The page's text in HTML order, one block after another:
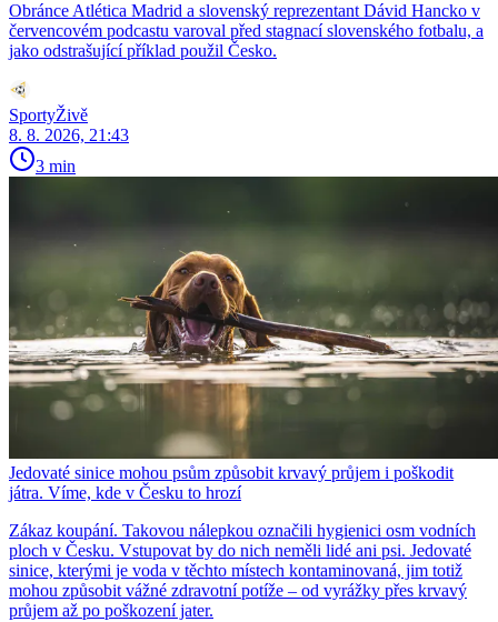
Obránce Atlética Madrid a slovenský reprezentant Dávid Hancko v
červencovém podcastu varoval před stagnací slovenského fotbalu, a
jako odstrašující příklad použil Česko.
SportyŽivě
8. 8. 2026, 21:43
3 min
Jedovaté sinice mohou psům způsobit krvavý průjem i poškodit
játra. Víme, kde v Česku to hrozí
Zákaz koupání. Takovou nálepkou označili hygienici osm vodních
ploch v Česku. Vstupovat by do nich neměli lidé ani psi. Jedovaté
sinice, kterými je voda v těchto místech kontaminovaná, jim totiž
mohou způsobit vážné zdravotní potíže – od vyrážky přes krvavý
průjem až po poškození jater.